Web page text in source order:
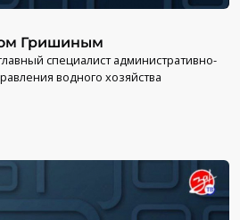
Гришиным
специалист административно-
водного хозяйства